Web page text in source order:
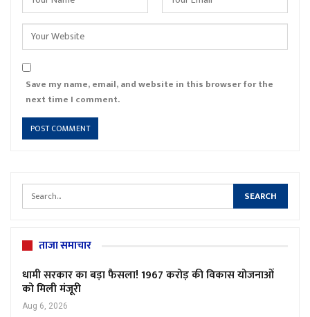
Save my name, email, and website in this browser for the
next time I comment.
ताजा समाचार
धामी सरकार का बड़ा फैसला! 1967 करोड़ की विकास योजनाओं
को मिली मंजूरी
Aug 6, 2026